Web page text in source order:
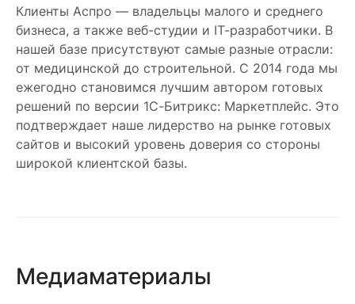
Клиенты Аспро — владельцы малого и среднего
бизнеса, а также веб-студии и IT-разработчики. В
нашей базе присутствуют самые разные отрасли:
от медицинской до строительной. С 2014 года мы
ежегодно становимся лучшим автором готовых
решений по версии 1С-Битрикс: Маркетплейс. Это
подтверждает наше лидерство на рынке готовых
сайтов и высокий уровень доверия со стороны
широкой клиентской базы.
Медиаматериалы